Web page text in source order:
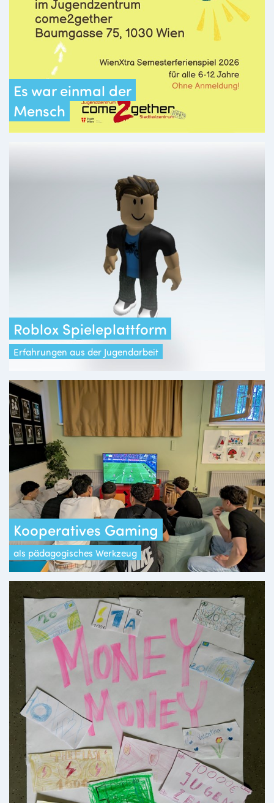
Es war einmal der
Mensch
Roblox Spieleplattform
Erfahrungen aus der Jugendarbeit
Kooperatives Gaming
als pädagogisches Werkzeug